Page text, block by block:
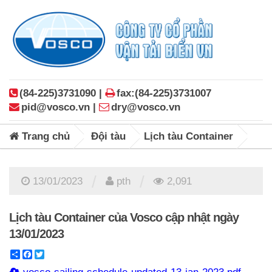
(84-225)3731090 |
fax:(84-225)3731007
pid@vosco.vn |
dry@vosco.vn
Trang chủ Đội tàu Lịch tàu Container
13/01/2023 pth 2,091
Lịch tàu Container của Vosco cập nhật ngày
13/01/2023
ShareFacebook